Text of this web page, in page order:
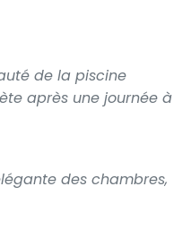
de la piscine
après une journée à
des chambres,